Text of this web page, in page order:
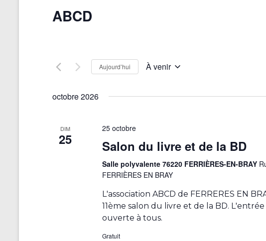
ABCD
Aujourd’hui À venir
l
o
n
e
u
n
e
octobre 2026
DIM
25
25 octobre
Salon du livre et de la BD
Salle polyvalente 76220 FERRIÈRES-EN-BRAY
FERRIÈRES EN BRAY
L'association ABCD de FERRERES EN
11ème salon du livre et de la BD.
ouverte à tous.
Gratuit